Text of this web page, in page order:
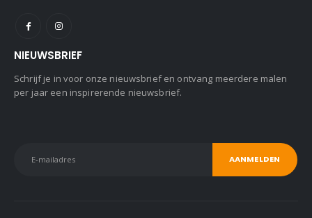
NIEUWSBRIEF
Schrijf je in voor onze nieuwsbrief en ontvang meerdere malen
per jaar een inspirerende nieuwsbrief.